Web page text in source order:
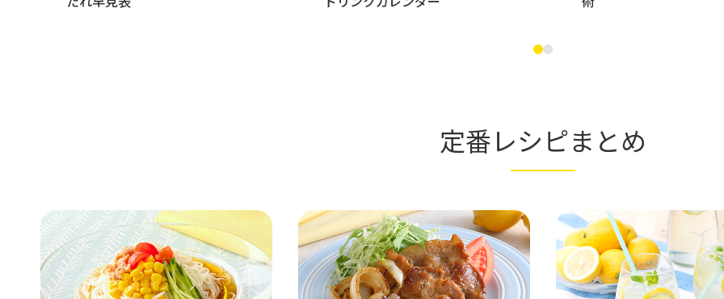
定番レシピまとめ